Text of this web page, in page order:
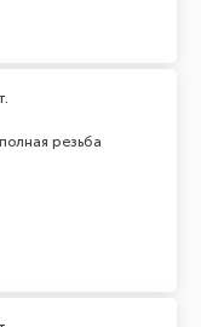
резьба